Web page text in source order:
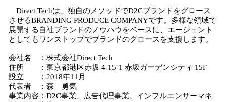
Direct Techは、独自のメソッドでD2Cブランドをグロース
させるBRANDING PRODUCE COMPANYです。多様な領域で
展開する自社ブランドのノウハウをベースに、エージェント
としてもワンストップでブランドのグロースを支援します。
会社名 ：株式会社Direct Tech
住所 ：東京都港区赤坂 4-15-1 赤坂ガーデンシティ 15F
設立 ：2018年11月
代表者 ：森 勇気
事業内容：D2C事業、広告代理事業、インフルエンサーマネ